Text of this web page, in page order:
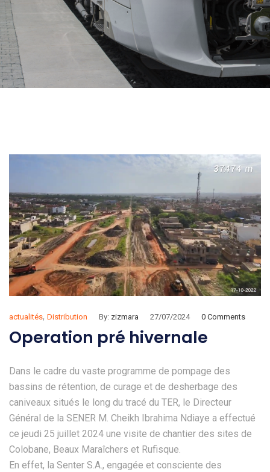
actualités, Distribution By: zizmara 27/07/2024 0 Comments
Operation pré hivernale
Dans le cadre du vaste programme de pompage des
bassins de rétention, de curage et de desherbage des
caniveaux situés le long du tracé du TER, le Directeur
Général de la SENER M. Cheikh Ibrahima Ndiaye a effectué
ce jeudi 25 juillet 2024 une visite de chantier des sites de
Colobane, Beaux Maraîchers et Rufisque.
En effet, la Senter S.A., engagée et consciente des